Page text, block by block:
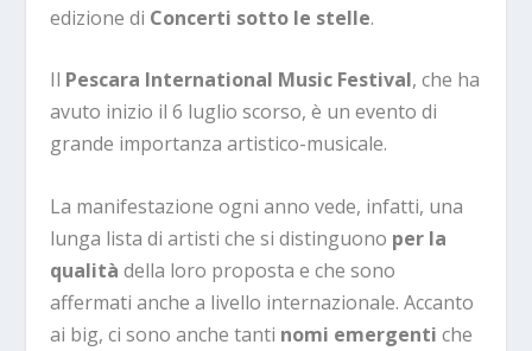
edizione di Concerti sotto le stelle.
Il Pescara International Music Festival, che ha
avuto inizio il 6 luglio scorso, è un evento di
grande importanza artistico-musicale.
La manifestazione ogni anno vede, infatti, una
lunga lista di artisti che si distinguono per la
qualità della loro proposta e che sono
affermati anche a livello internazionale. Accanto
ai big, ci sono anche tanti nomi emergenti che